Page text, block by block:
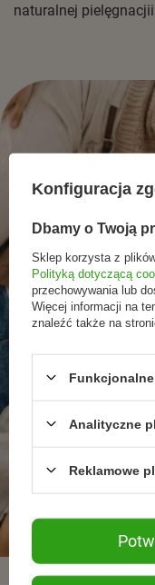
naturalnej
Promocje tylko dla
Konfiguracja
Dbamy o Twoją
Sklep korzysta z
Polityką dotyczącą
przechowywania lub
Więcej informacji na
znaleźć także na
Analityczne
Reklamowe